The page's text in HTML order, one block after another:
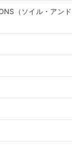
て
（ソイル・アン